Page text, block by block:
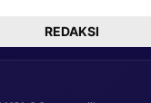
REDAKSI